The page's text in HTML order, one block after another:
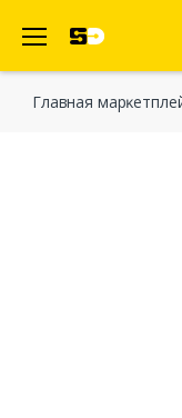
Главная